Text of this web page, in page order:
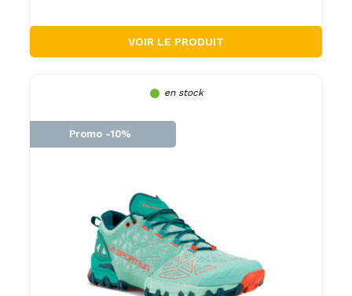
VOIR LE PRODUIT
en stock
Promo -10%